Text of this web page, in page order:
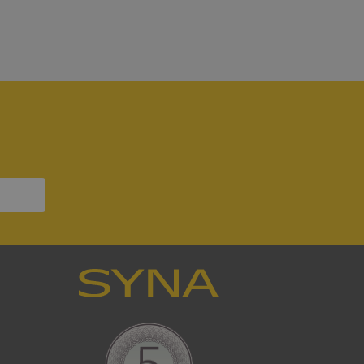
kan inte
ställs av
MVC-teknik.
publicering
förfalskning
och inställningar,